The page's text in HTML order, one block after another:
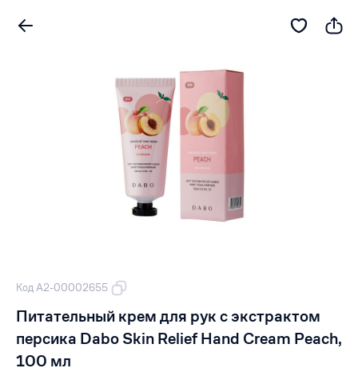
Код А2-00002655
Питательный крем для рук с экстрактом
персика Dabo Skin Relief Hand Cream Peach,
100 мл